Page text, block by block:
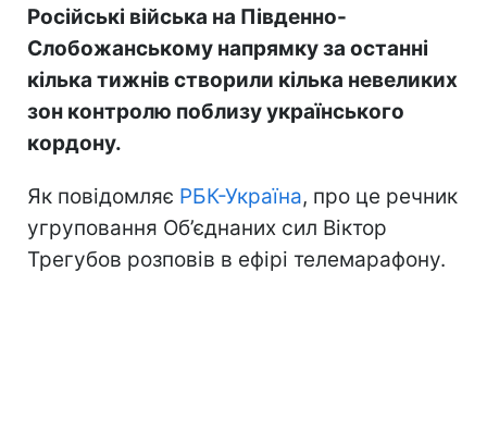
Російські війська на Південно-
Слобожанському напрямку за останні
кілька тижнів створили кілька невеликих
зон контролю поблизу українського
кордону.
Як повідомляє РБК-Україна, про це речник
угруповання Об’єднаних сил Віктор
Трегубов розповів в ефірі телемарафону.